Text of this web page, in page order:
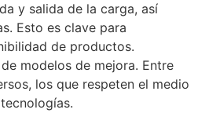
y salida de la carga, así
Esto es clave para
de productos.
modelos de mejora. Entre
los que respeten el medio